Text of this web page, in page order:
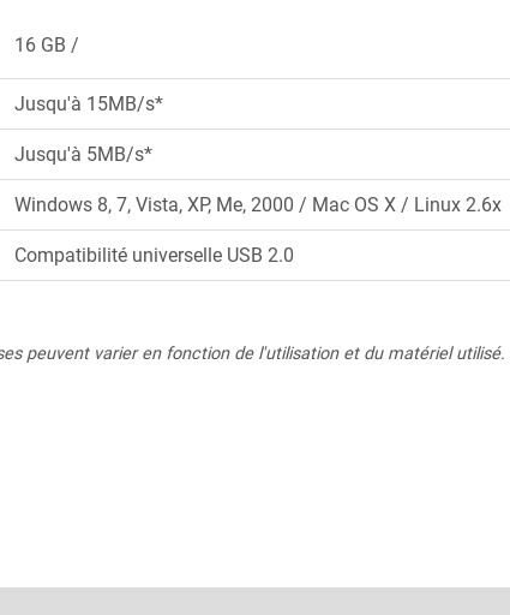
16 GB
Jusqu'à 15MB/s*
Jusqu'à 5MB/s*
Windows 8, 7, Vista, XP, Me, 2000 / Mac OS X / Linux 2.6x
Compatibilité universelle USB 2.0
peuvent varier en fonction de l'utilisation et du matériel utilisé.